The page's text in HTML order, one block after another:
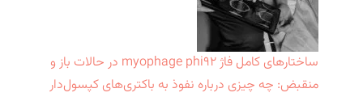
ساختارهای کامل فاژ myophage phi۹۲ در حالات باز و
منقبض: چه چیزی درباره نفوذ به باکتری‌های کپسول‌دار